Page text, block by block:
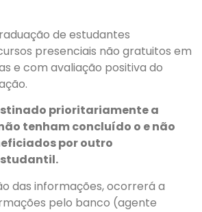
de estudantes
presenciais não gratuitos em
e com avaliação positiva do
prioritariamente a
tenham concluído o e não
por outro
das informações, ocorrerá a
pelo banco (agente